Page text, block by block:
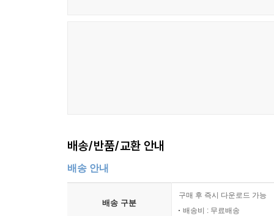
9장 일관성과 시스템 구축
디자인 규칙의 설정
반복 요소의 적용
스타일의 통일성
지면 간 연속성 유지
배송/반품/교환 안내
배송 안내
배송 구분
구매 후 즉시 다운로드 가능
배송비 : 무료배송